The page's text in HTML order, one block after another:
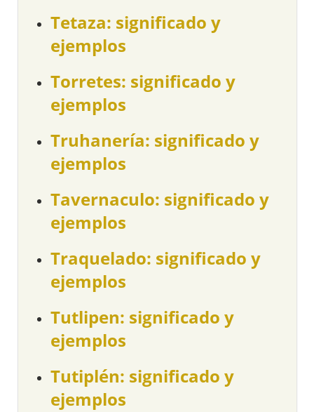
Tetaza: significado y
ejemplos
Torretes: significado y
ejemplos
Truhanería: significado y
ejemplos
Tavernaculo: significado y
ejemplos
Traquelado: significado y
ejemplos
Tutlipen: significado y
ejemplos
Tutiplén: significado y
ejemplos